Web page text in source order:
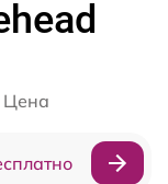
Цена